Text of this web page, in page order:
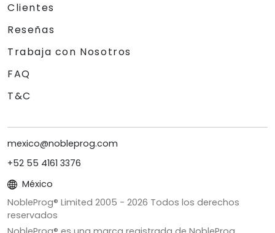
Clientes
Reseñas
Trabaja con Nosotros
FAQ
T&C
mexico@nobleprog.com
+52 55 4161 3376
México
NobleProg® Limited 2005 - 2026 Todos los derechos
reservados